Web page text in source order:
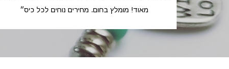
מאוד! מומלץ בחום. מחירים נוחים לכל כיס״